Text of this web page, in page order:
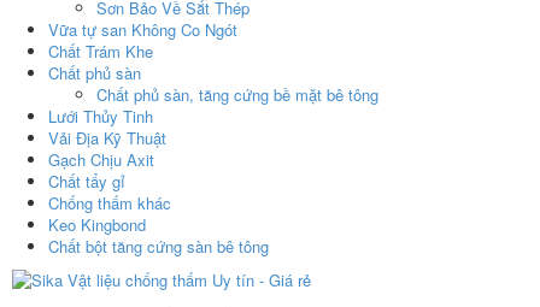
Sơn Bảo Về Sắt Thép
Vữa tự san Không Co Ngót
Chất Trám Khe
Chất phủ sàn
Chất phủ sàn, tăng cứng bề mặt bê tông
Lưới Thủy Tinh
Vải Địa Kỹ Thuật
Gạch Chịu Axit
Chất tẩy gỉ
Chống thấm khác
Keo Kingbond
Chất bột tăng cứng sàn bê tông